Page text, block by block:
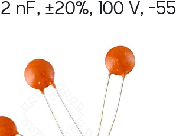
nF, ±20%, 100 V, -